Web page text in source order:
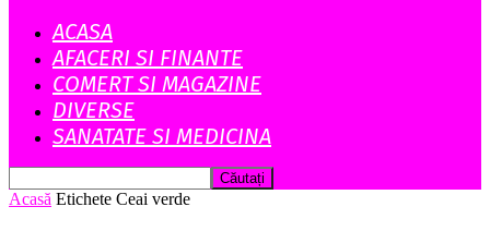
ACASA
AFACERI SI FINANTE
COMERT SI MAGAZINE
DIVERSE
SANATATE SI MEDICINA
Acasă Etichete Ceai verde